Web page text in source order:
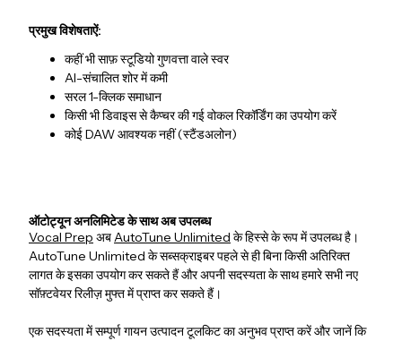
प्रमुख विशेषताऐं:
कहीं भी साफ़ स्टूडियो गुणवत्ता वाले स्वर
AI-संचालित शोर में कमी
सरल 1-क्लिक समाधान
किसी भी डिवाइस से कैप्चर की गई वोकल रिकॉर्डिंग का उपयोग करें
कोई DAW आवश्यक नहीं (स्टैंडअलोन)
ऑटोट्यून अनलिमिटेड के साथ अब उपलब्ध
Vocal Prep अबAutoTune Unlimited के हिस्से के रूप में उपलब्ध है।
AutoTune Unlimited के सब्सक्राइबर पहले से ही बिना किसी अतिरिक्त
लागत के इसका उपयोग कर सकते हैं और अपनी सदस्यता के साथ हमारे सभी नए
सॉफ़्टवेयर रिलीज़ मुफ्त में प्राप्त कर सकते हैं।
एक सदस्यता में सम्पूर्ण गायन उत्पादन टूलकिट का अनुभव प्राप्त करें और जानें कि